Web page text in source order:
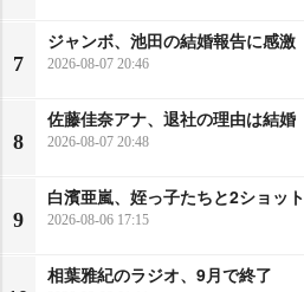
7
ジャンボ、池田の結婚報告に感激
2026-08-07 20:46
8
佐藤佳奈アナ、退社の理由は結婚
2026-08-07 20:48
9
白濱亜嵐、姪っ子たちと2ショット
2026-08-06 17:15
相葉雅紀のラジオ、9月で終了